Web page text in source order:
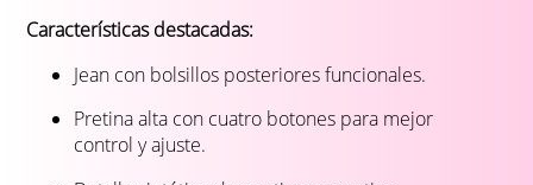
Características destacadas:
Jean con bolsillos posteriores funcionales.
Pretina alta con cuatro botones para mejor
control y ajuste.